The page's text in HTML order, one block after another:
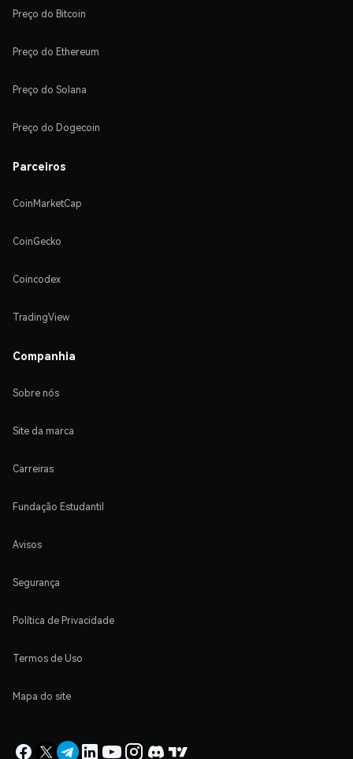
Preço do Bitcoin
Preço do Ethereum
Preço do Solana
Preço do Dogecoin
Parceiros
CoinMarketCap
CoinGecko
Coincodex
TradingView
Companhia
Sobre nós
Site da marca
Carreiras
Fundação Estudantil
Avisos
Segurança
Política de Privacidade
Termos de Uso
Mapa do site